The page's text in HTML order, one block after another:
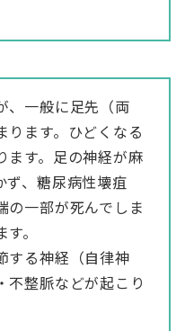
、一般に足先（両
ります。ひどくなる
ます。足の神経が麻
ず、糖尿病性壊疽
の一部が死んでしま
。
する神経（自律神
不整脈などが起こり